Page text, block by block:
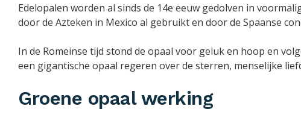
Edelopalen worden al sinds de 14e eeuw gedolven in
door de Azteken in Mexico al gebruikt en door de Spaanse
In de Romeinse tijd stond de opaal voor geluk en hoop en
een gigantische opaal regeren over de sterren, menselijke
Groene opaal werking